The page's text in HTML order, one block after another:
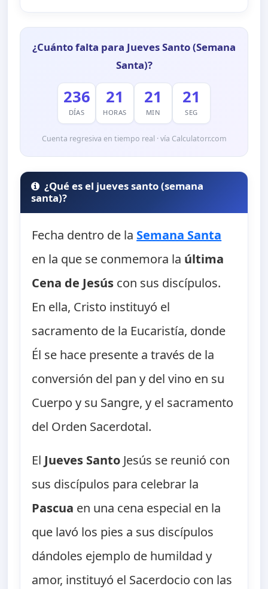
¿Cuánto falta para Jueves Santo (Semana
Santa)?
236
DÍAS
21
HORAS
21
MIN
20
SEG
Cuenta regresiva en tiempo real · vía Calculatorr.com
¿Qué es el jueves santo (semana
santa)?
Fecha dentro de la Semana Santa
en la que se conmemora la última
Cena de Jesús con sus discípulos.
En ella, Cristo instituyó el
sacramento de la Eucaristía, donde
Él se hace presente a través de la
conversión del pan y del vino en su
Cuerpo y su Sangre, y el sacramento
del Orden Sacerdotal.
El Jueves Santo Jesús se reunió con
sus discípulos para celebrar la
Pascua en una cena especial en la
que lavó los pies a sus discípulos
dándoles ejemplo de humildad y
amor, instituyó el Sacerdocio con las